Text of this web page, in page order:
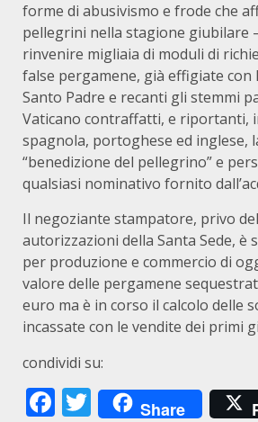
forme di abusivismo e frode che
pellegrini nella stagione giubilare
rinvenire migliaia di moduli di
false pergamene, già effigiate con
Santo Padre e recanti gli stemmi
Vaticano contraffatti, e riportanti,
spagnola, portoghese ed inglese,
“benedizione del pellegrino” e
qualsiasi nominativo fornito
Il negoziante stampatore, privo
autorizzazioni della Santa Sede, è
per produzione e commercio di
valore delle pergamene
euro ma è in corso il calcolo delle
incassate con le vendite dei primi
condividi su:
Facebook
Twitter
Share